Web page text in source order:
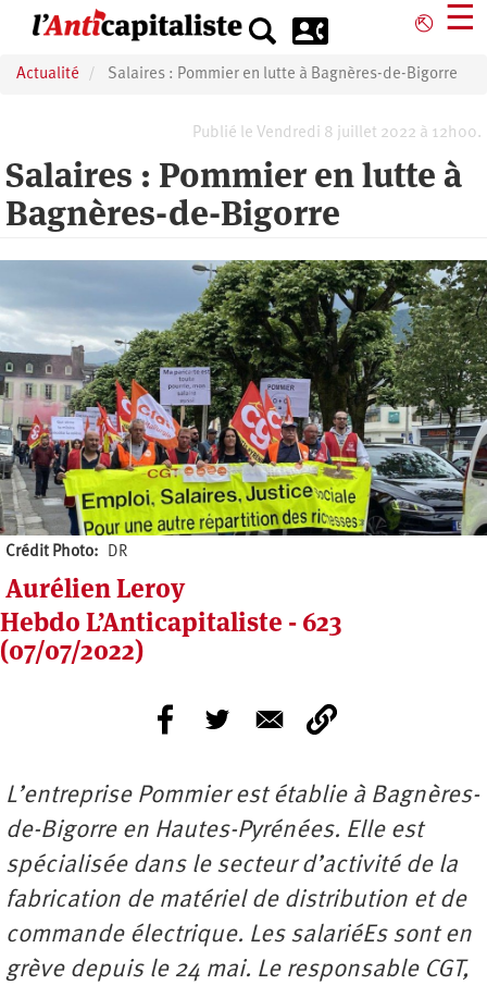
principal
⎋ ☰
Actualité Salaires : Pommier en lutte à Bagnères-de-Bigorre
Publié le Vendredi 8 juillet 2022 à 12h00.
Salaires : Pommier en lutte à
Bagnères-de-Bigorre
Crédit Photo DR
Aurélien Leroy
Hebdo L’Anticapitaliste - 623
(07/07/2022)
L’entreprise Pommier est établie à Bagnères-
de-Bigorre en Hautes-Pyrénées. Elle est
spécialisée dans le secteur d’activité de la
fabrication de matériel de distribution et de
commande électrique. Les salariéEs sont en
grève depuis le 24 mai. Le responsable CGT,